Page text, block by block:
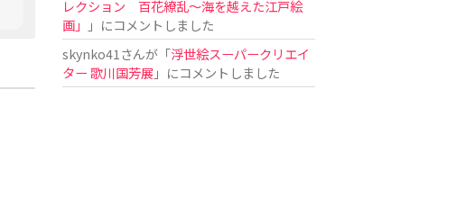
レクション 百花繚乱〜海を越えた江戸絵
画」
」にコメントしました
skynko41 さんが「浮世絵スーパークリエイ
ター 歌川国芳展 」にコメントしました